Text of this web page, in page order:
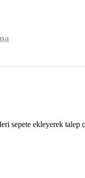
sepete ekleyerek talep